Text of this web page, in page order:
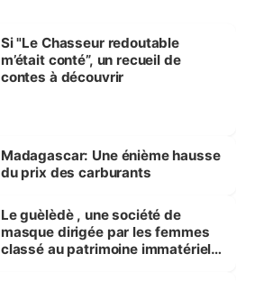
Si "Le Chasseur redoutable
m’était conté”, un recueil de
contes à découvrir
Madagascar: Une énième hausse
du prix des carburants
Le guèlèdè , une société de
masque dirigée par les femmes
classé au patrimoine immatériel